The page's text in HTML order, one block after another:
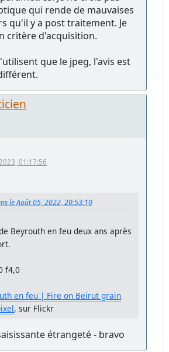
qui rende de mauvaises
qu'il y a post traitement. Je
critère d'acquisition.
que le jpeg, l'avis est
01:17:56
le Août 05, 2022, 20:53:10
Beyrouth en feu deux ans après
f4,0
en feu | Fire on Beirut grain
, sur Flickr
étrangeté - bravo